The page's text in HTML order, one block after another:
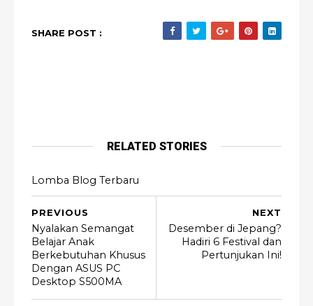
SHARE POST :
RELATED STORIES
Lomba Blog Terbaru
NEXT
Desember di Jepang?
Hadiri 6 Festival dan
Pertunjukan Ini!
PREVIOUS
Nyalakan Semangat
Belajar Anak
Berkebutuhan Khusus
Dengan ASUS PC
Desktop S500MA